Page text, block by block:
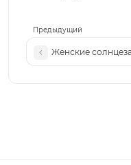
Предыдущий
Женские